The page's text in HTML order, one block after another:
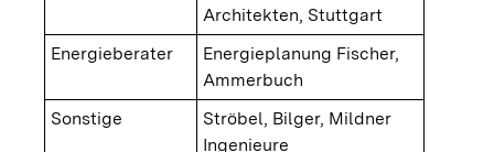
Architekten, Stuttgart
Energieberater
Energieplanung Fischer,
Ammerbuch
Sonstige
Ströbel, Bilger, Mildner
Ingenieure